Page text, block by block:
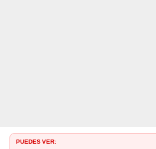
PUEDES VER: